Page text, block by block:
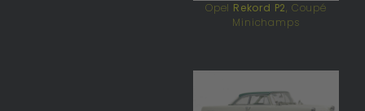
Opel Rekord P2, Coupé
Minichamps